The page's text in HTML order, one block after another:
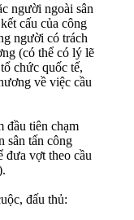
người ngoài sân
cấu của công
người có trách
(có thể có lý lẽ
chức quốc tế,
về việc cầu
đầu tiên chạm
sân tấn công
đưa vợt theo cầu
đấu thủ: